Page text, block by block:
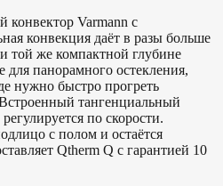
Varmann с
конвекция даёт в разы больше
той же компактной глубине
панорамного остекления,
нужно быстро прогреть
тангенциальный
по скорости.
с полом и остаётся
Qtherm Q с гарантией 10